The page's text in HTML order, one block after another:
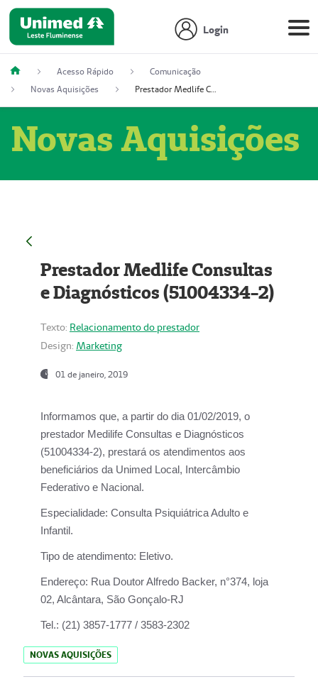
Login
Acesso Rápido
Comunicação
Novas Aquisições
Prestador Medlife Consultas e Diagnósticos (51004334-2)
Novas Aquisições
Prestador Medlife Consultas
e Diagnósticos (51004334-2)
Texto: Relacionamento do prestador
Design: Marketing
01 de janeiro, 2019
Informamos que, a partir do dia 01/02/2019, o
prestador Medilife Consultas e Diagnósticos
(51004334-2), prestará os atendimentos aos
beneficiários da Unimed Local, Intercâmbio
Federativo e Nacional.
Especialidade: Consulta Psiquiátrica Adulto e
Infantil.
Tipo de atendimento: Eletivo.
Endereço: Rua Doutor Alfredo Backer, n°374, loja
02, Alcântara, São Gonçalo-RJ
Tel.: (21) 3857-1777 / 3583-2302
NOVAS AQUISIÇÕES